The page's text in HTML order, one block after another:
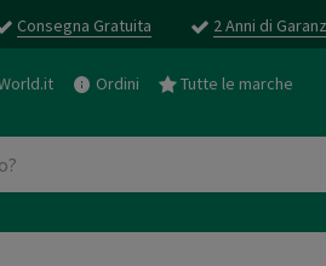
Consegna Gratuita 2 Anni di
Ordini Tutte le marche